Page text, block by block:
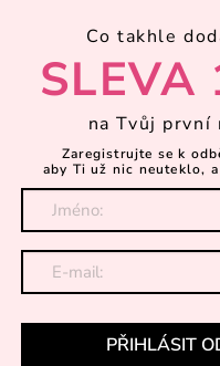
Co takhle
SLEVA
na Tvůj první
Zaregistrujte se k
aby Ti už nic neuteklo,
PŘIHLÁSIT